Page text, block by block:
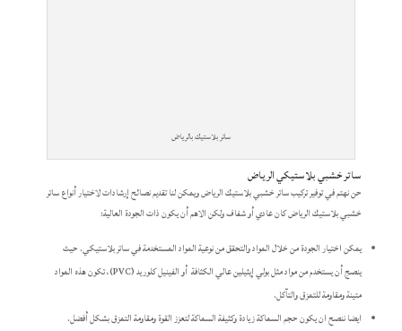
ساتر بلاستيك بالرياض
ساتر خشبي بلاستيكي الرياض
حن نهتم في توفير تركيب ساتر خشبي بلاستيك الرياض ويمكن لنا تقديم نصائح إرشادات لاختيار أنواع ساتر
خشبي بلاستيك الرياض كان عادي أو شفاف ولكن الاهم أن يكون ذات الجودة العالية:
يمكن اختيار الجودة من خلال المواد والتحقق من نوعية المواد المستخدمة في ساتر بلاستيكي. حيث
ينصج أن يستخدم من مواد مثل بولي إيثيلين عالي الكثافة أو الفينيل كلوريد (PVC)، تكون هذه المواد
متينة ومقاومة للتمزق والتآكل.
ايضا ننصح ان يكون حجم السماكة زيادة وكثيفة السماكة لتعزز القوة ومقاومة التمزق بشكل أفضل.